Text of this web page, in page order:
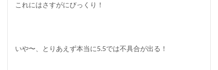
これにはさすがにびっくり！
いや〜、とりあえず本当に5.5では不具合が出る！